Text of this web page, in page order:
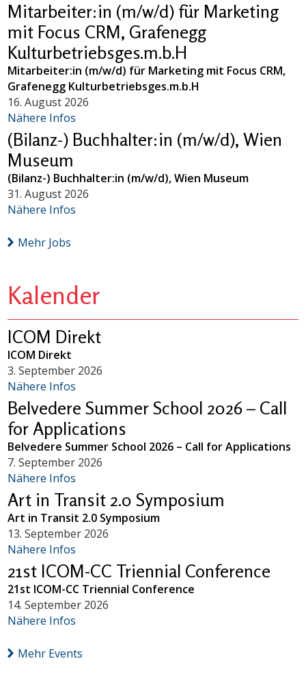
Mitarbeiter:in (m/w/d) für Marketing
mit Focus CRM, Grafenegg
Kulturbetriebsges.m.b.H
Mitarbeiter:in (m/w/d) für Marketing mit Focus CRM,
Grafenegg Kulturbetriebsges.m.b.H
16. August 2026
Nähere Infos
(Bilanz-) Buchhalter:in (m/w/d), Wien
Museum
(Bilanz-) Buchhalter:in (m/w/d), Wien Museum
31. August 2026
Nähere Infos
Mehr Jobs
Kalender
ICOM Direkt
ICOM Direkt
3. September 2026
Nähere Infos
Belvedere Summer School 2026 – Call
for Applications
Belvedere Summer School 2026 – Call for Applications
7. September 2026
Nähere Infos
Art in Transit 2.0 Symposium
Art in Transit 2.0 Symposium
13. September 2026
Nähere Infos
21st ICOM-CC Triennial Conference
21st ICOM-CC Triennial Conference
14. September 2026
Nähere Infos
Mehr Events